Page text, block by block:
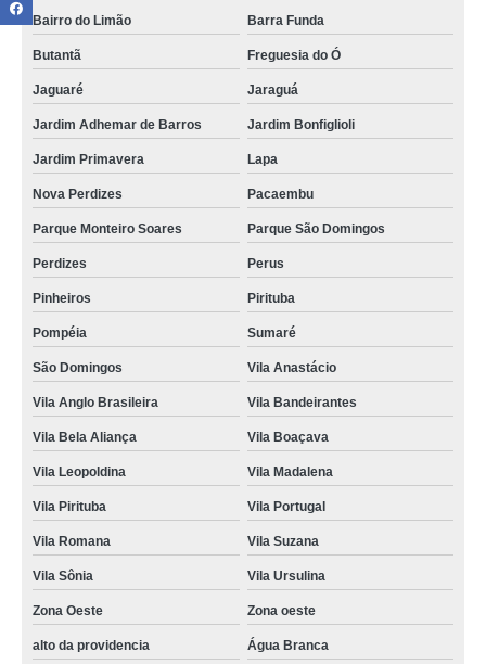
Bairro do Limão Barra Funda
Butantã Freguesia do Ó
Jaguaré Jaraguá
Jardim Adhemar de Barros Jardim Bonfiglioli
Jardim Primavera Lapa
Nova Perdizes Pacaembu
Parque Monteiro Soares Parque São Domingos
Perdizes Perus
Pinheiros Pirituba
Pompéia Sumaré
São Domingos Vila Anastácio
Vila Anglo Brasileira Vila Bandeirantes
Vila Bela Aliança Vila Boaçava
Vila Leopoldina Vila Madalena
Vila Pirituba Vila Portugal
Vila Romana Vila Suzana
Vila Sônia Vila Ursulina
Zona Oeste Zona oeste
alto da providencia
Água Branca